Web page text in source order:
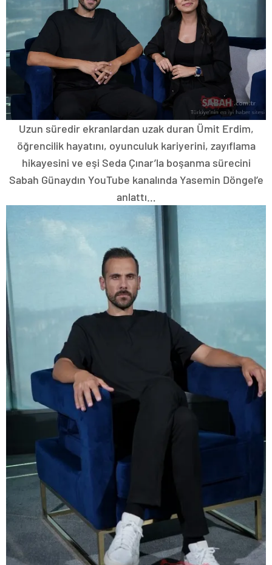
Uzun süredir ekranlardan uzak duran Ümit Erdim,
öğrencilik hayatını, oyunculuk kariyerini, zayıflama
hikayesini ve eşi Seda Çınar’la boşanma sürecini
Sabah Günaydın YouTube kanalında Yasemin Döngel’e
anlattı…